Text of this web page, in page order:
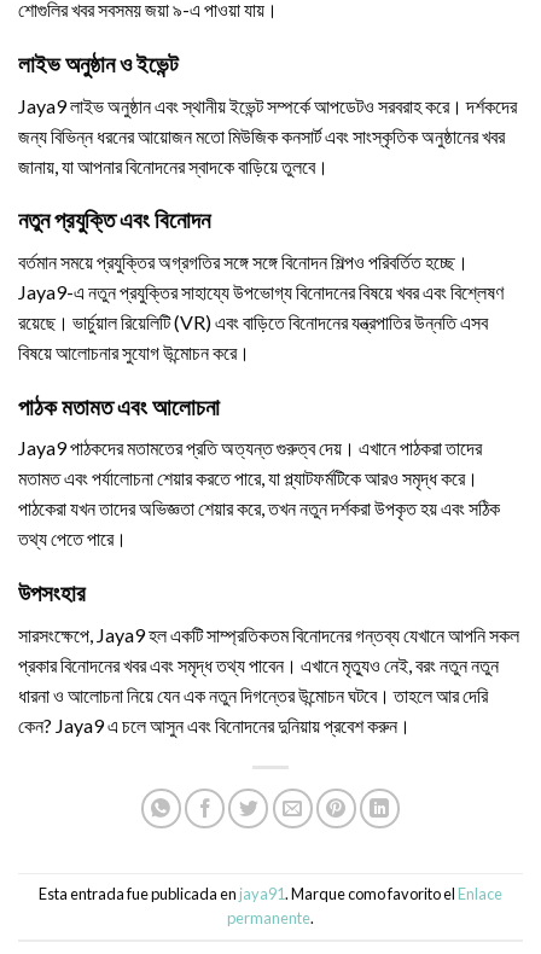
শোগুলির খবর সবসময় জয়া ৯-এ পাওয়া যায়।
লাইভ অনুষ্ঠান ও ইভেন্ট
Jaya9 লাইভ অনুষ্ঠান এবং স্থানীয় ইভেন্ট সম্পর্কে আপডেটও সরবরাহ করে। দর্শকদের
জন্য বিভিন্ন ধরনের আয়োজন মতো মিউজিক কনসার্ট এবং সাংস্কৃতিক অনুষ্ঠানের খবর
জানায়, যা আপনার বিনোদনের স্বাদকে বাড়িয়ে তুলবে।
নতুন প্রযুক্তি এবং বিনোদন
বর্তমান সময়ে প্রযুক্তির অগ্রগতির সঙ্গে সঙ্গে বিনোদন শিল্পও পরিবর্তিত হচ্ছে।
Jaya9-এ নতুন প্রযুক্তির সাহায্যে উপভোগ্য বিনোদনের বিষয়ে খবর এবং বিশ্লেষণ
রয়েছে। ভার্চুয়াল রিয়েলিটি (VR) এবং বাড়িতে বিনোদনের যন্ত্রপাতির উন্নতি এসব
বিষয়ে আলোচনার সুযোগ উন্মোচন করে।
পাঠক মতামত এবং আলোচনা
Jaya9 পাঠকদের মতামতের প্রতি অত্যন্ত গুরুত্ব দেয়। এখানে পাঠকরা তাদের
মতামত এবং পর্যালোচনা শেয়ার করতে পারে, যা প্ল্যাটফর্মটিকে আরও সমৃদ্ধ করে।
পাঠকেরা যখন তাদের অভিজ্ঞতা শেয়ার করে, তখন নতুন দর্শকরা উপকৃত হয় এবং সঠিক
তথ্য পেতে পারে।
উপসংহার
সারসংক্ষেপে, Jaya9 হল একটি সাম্প্রতিকতম বিনোদনের গন্তব্য যেখানে আপনি সকল
প্রকার বিনোদনের খবর এবং সমৃদ্ধ তথ্য পাবেন। এখানে মৃত্যুও নেই, বরং নতুন নতুন
ধারনা ও আলোচনা নিয়ে যেন এক নতুন দিগন্তের উন্মোচন ঘটবে। তাহলে আর দেরি
কেন? Jaya9 এ চলে আসুন এবং বিনোদনের দুনিয়ায় প্রবেশ করুন।
Esta entrada fue publicada en jaya91. Marque como favorito el Enlace
permanente.